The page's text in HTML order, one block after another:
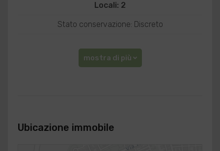
Locali: 2
Stato conservazione: Discreto
mostra di più
Ubicazione immobile